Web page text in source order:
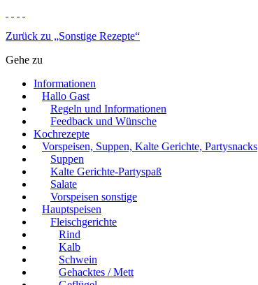
Zurück zu „Sonstige Rezepte“
Gehe zu
Informationen
Hallo Gast
Regeln und Informationen
Feedback und Wünsche
Kochrezepte
Vorspeisen, Suppen, Kalte Gerichte, Partysnacks
Suppen
Kalte Gerichte-Partyspaß
Salate
Vorspeisen sonstige
Hauptspeisen
Fleischgerichte
Rind
Kalb
Schwein
Gehacktes / Mett